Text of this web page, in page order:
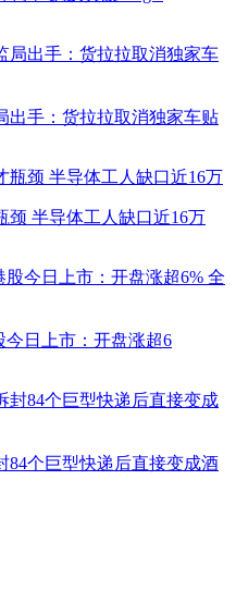
出手：货拉拉取消独家车贴
颈 半导体工人缺口近16万
今日上市：开盘涨超6
84个巨型快递后直接变成酒